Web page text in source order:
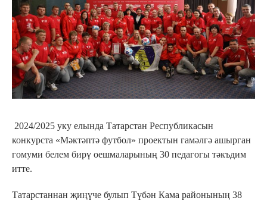
2024/2025 уку елында Татарстан Республикасын
конкурста «Мәктәптә футбол» проектын гамәлгә ашырган
гомуми белем бирү оешмаларының 30 педагогы тәкъдим
итте.
Татарстаннан җиңүче булып Түбән Кама районының 38